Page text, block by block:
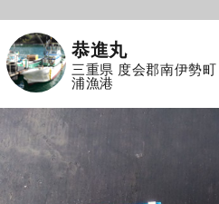
恭進丸
三重県 度会郡南伊勢町
浦漁港